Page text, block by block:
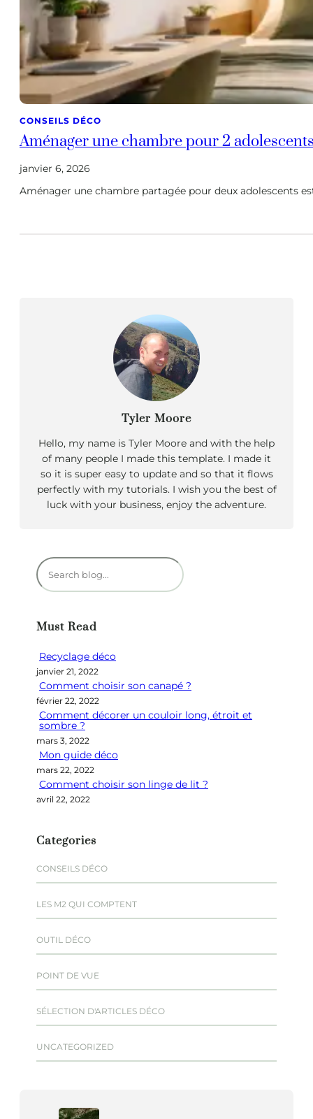
CONSEILS DÉCO
Aménager une chambre pour 2
janvier 6, 2026
Aménager une chambre partagée pour deux adolescents
Tyler Moore
Hello, my name is Tyler Moore and with the help
of many people I made this template. I made it
so it is super easy to update and so that it flows
perfectly with my tutorials. I wish you the best of
luck with your business, enjoy the adventure.
R
e
e
c
h
e
Must Read
Recyclage déco
janvier 21, 2022
Comment choisir son canapé ?
février 22, 2022
Comment décorer un couloir long, étroit et
sombre ?
mars 3, 2022
Mon guide déco
mars 22, 2022
Comment choisir son linge de lit ?
avril 22, 2022
Categories
CONSEILS DÉCO
LES M2 QUI COMPTENT
OUTIL DÉCO
POINT DE VUE
SÉLECTION D'ARTICLES DÉCO
UNCATEGORIZED